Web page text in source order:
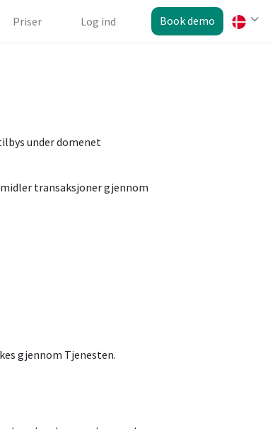
Priser Log ind Book demo
under domenet
transaksjoner gjennom
gjennom Tjenesten.